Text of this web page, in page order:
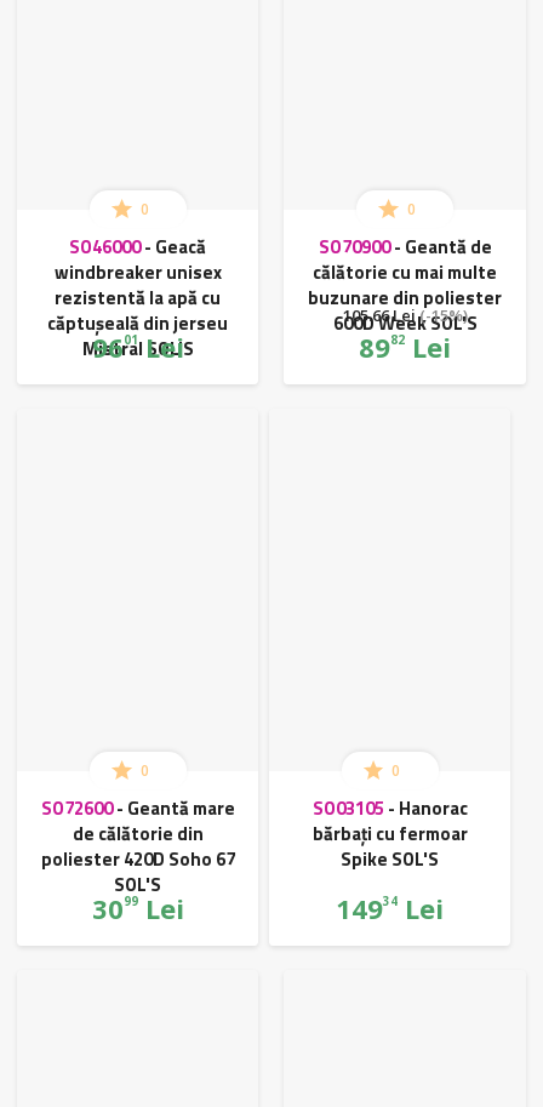
0
SO46000- Geacă
windbreaker unisex
rezistentă la apă cu
căptușeală din jerseu
Mistral SOL'S
9601Lei
0
SO70900- Geantă de
călătorie cu mai multe
buzunare din poliester
600D Week SOL'S
105.66 Lei(-15%)
8982 Lei
0
SO72600- Geantă mare
de călătorie din
poliester 420D Soho 67
SOL'S
3099Lei
0
SO03105 - Hanorac
bărbați cu fermoar
Spike SOL'S
14934 Lei